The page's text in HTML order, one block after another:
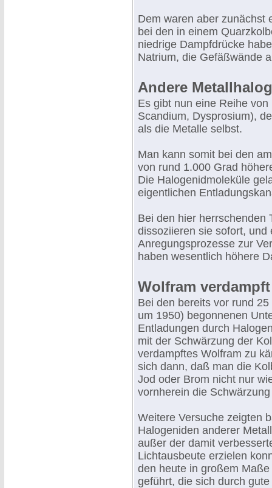
Dem waren aber zunächst
bei den in einem
niedrige Dampfdrücke
Natrium, die Gefäßwände
Andere
Es gibt nun eine Reihe
Scandium, Dysprosium),
als die Metalle selbst.
Man kann somit bei den
von rund 1.000 Grad
Die Halogenidmoleküle
eigentlichen
Bei den hier herrschenden
dissoziieren sie sofort,
Anregungsprozesse zur
haben wesentlich höhere
Wolfram verdampft
Bei den bereits vor rund
um 1950) begonnenen
Entladungen durch
mit der Schwärzung der
verdampftes Wolfram zu
sich dann, daß man die
Jod oder Brom nicht nur
vornherein die
Weitere Versuche zeigten
Halogeniden anderer
außer der damit
Lichtausbeute erzielen
den heute in großem
geführt, die sich durch